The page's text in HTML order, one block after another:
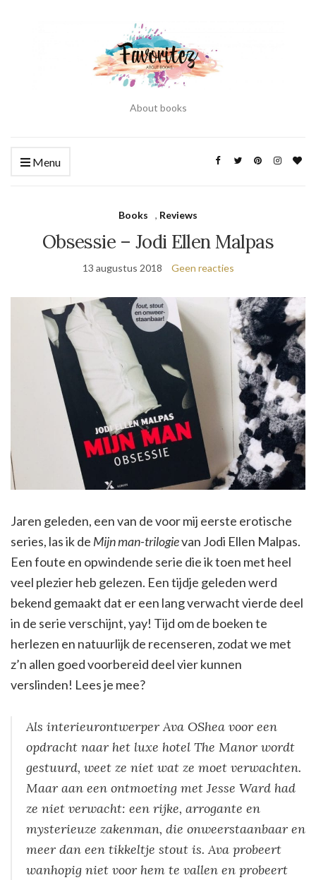
About books
Menu
Books , Reviews
Obsessie – Jodi Ellen Malpas
13 augustus 2018 Geen reacties
Jaren geleden, een van de voor mij eerste erotische
series, las ik de Mijn man-trilogievan Jodi Ellen Malpas.
Een foute en opwindende serie die ik toen met heel
veel plezier heb gelezen. Een tijdje geleden werd
bekend gemaakt dat er een lang verwacht vierde deel
in de serie verschijnt, yay! Tijd om de boeken te
herlezen en natuurlijk de recenseren, zodat we met
z’n allen goed voorbereid deel vier kunnen
verslinden! Lees je mee?
Als interieurontwerper Ava OShea voor een
opdracht naar het luxe hotel The Manor wordt
gestuurd, weet ze niet wat ze moet verwachten.
Maar aan een ontmoeting met Jesse Ward had
ze niet verwacht: een rijke, arrogante en
mysterieuze zakenman, die onweerstaanbaar en
meer dan een tikkeltje stout is. Ava probeert
wanhopig niet voor hem te vallen en probeert